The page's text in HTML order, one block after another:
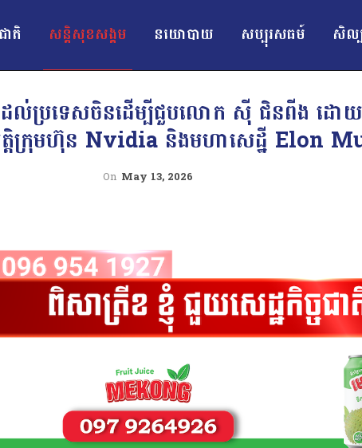
ាតិ សន្តិសុខសង្គម នយោបាយ សប្បុរសធម៍ សិល្ប
ប្រទេសចិនដើម្បីជួបលោក ស៊ី ជិនពីង ដោយ
តិក្រុមហ៊ុន Nvidia និងមហាសេដ្ឋី Elon
On May 13, 2026